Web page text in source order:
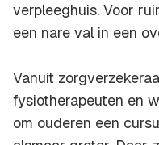
verpleeghuis. Voor
een nare val in een
Vanuit
fysiotherapeuten en
om ouderen een